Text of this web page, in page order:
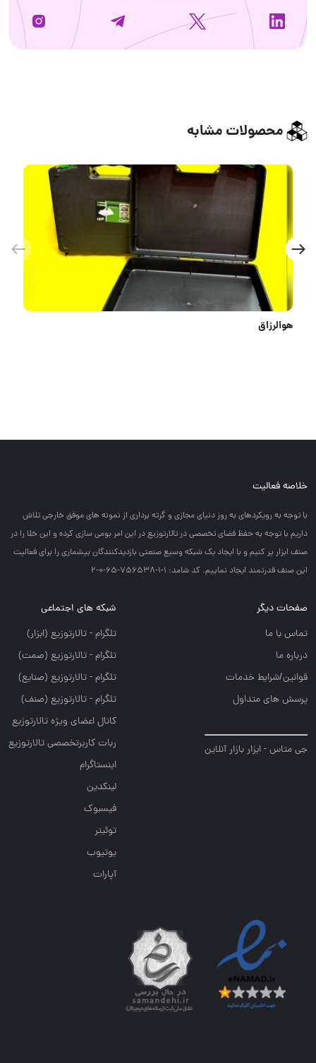
محصولات مشابه
اره تاشو SMT کیفیت عالی تیغه SK5
خلاصه فعالیت
با توجه به رويكردهاي به روز دنياي مجازي و گرته برداري از نمونه هاي موفق خارجي تلاش
داريم با توجه به حفظ فضاي تخصصي در تالارتوزيع در اين امر بومي سازي كرده و اين خلا را در
صنف ابزار پر كنيم و با ايجاد يك شبكه وسيع صنعتي بازديدكنندگان بيشماري را براي فعاليت
اين صنف قدرتمند ايجاد نماييم. کد شامد: 1-1-756538-65-0-2
صفحات دیگر
تماس با ما
درباره ما
قوانین/شرایط خدمات
پرسش های متداول
جی متاس - ابزار بازار آنلاین
شبکه های اجتماعی
تلگرام - تالارتوزيع (ابزار)
تلگرام - تالارتوزيع (صمت)
تلگرام - تالارتوزيع (صنايع)
تلگرام - تالارتوزیع (صنف)
کانال اعضای ویژه تالارتوزیع
ربات کاربرتخصصی تالارتوزیع
اینستاگرام
لینکدین
فیسبوک
توئیتر
یوتیوب
آپارات